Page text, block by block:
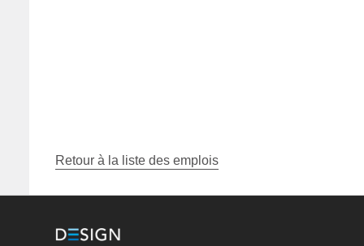
Retour à la liste des emplois